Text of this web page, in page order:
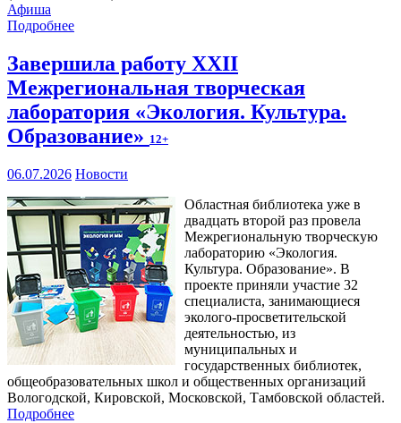
Афиша
Подробнее
Завершила работу XXII
Межрегиональная творческая
лаборатория «Экология. Культура.
Образование» 12+
06.07.2026 Новости
Областная библиотека уже в
двадцать второй раз провела
Межрегиональную творческую
лабораторию «Экология.
Культура. Образование». В
проекте приняли участие 32
специалиста, занимающиеся
эколого-просветительской
деятельностью, из
муниципальных и
государственных библиотек,
общеобразовательных школ и общественных организаций
Вологодской, Кировской, Московской, Тамбовской областей.
Подробнее